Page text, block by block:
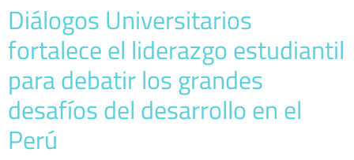
Diálogos Universitarios
fortalece el liderazgo estudiantil
para debatir los grandes
desafíos del desarrollo en el
Perú